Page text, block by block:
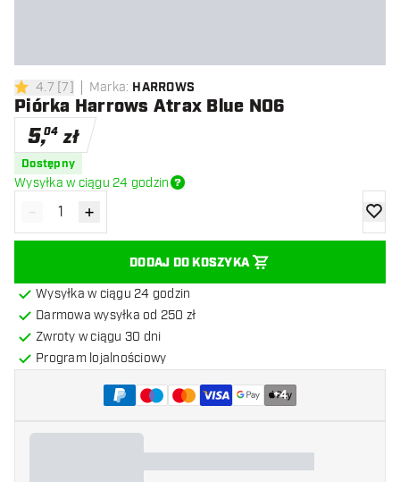
4.7 gwiazdki oceny
4.7 [7] Marka: HARROWS
Piórka Harrows Atrax Blue NO6
5,04 zł
Dostępny
Wysyłka w ciągu 24 godzin
Zmniejsz ilość
- Zwiększ ilość
+
DODAJ DO KOSZYKA
Wysyłka w ciągu 24 godzin
Darmowa wysyłka od 250 zł
Zwroty w ciągu 30 dni
Program lojalnościowy
+4